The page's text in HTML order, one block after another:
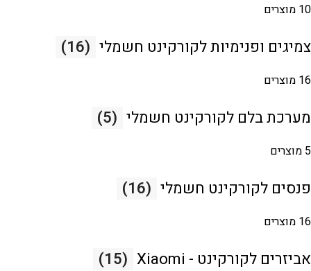
10 מוצרים
צמיגים ופנימיות לקורקינט חשמלי (16)
16 מוצרים
מערכת בלם לקורקינט חשמלי (5)
5 מוצרים
פנסים לקורקינט חשמלי (16)
16 מוצרים
אביזרים לקורקינט - Xiaomi (15)